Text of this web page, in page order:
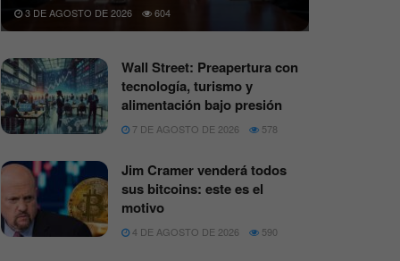
3 DE AGOSTO DE 2026 604
Wall Street: Preapertura con
tecnología, turismo y
alimentación bajo presión
7 DE AGOSTO DE 2026 578
Jim Cramer venderá todos
sus bitcoins: este es el
motivo
4 DE AGOSTO DE 2026 590